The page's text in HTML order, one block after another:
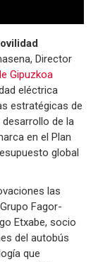
Director
Gipuzkoa
eléctrica
estratégicas de
de la
en el Plan
global
las
Fagor-
Etxabe, socio
del autobús
que